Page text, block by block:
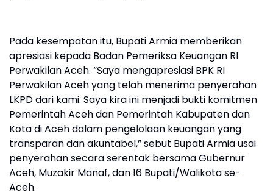
Pada kesempatan itu, Bupati Armia memberikan
apresiasi kepada Badan Pemeriksa Keuangan RI
Perwakilan Aceh. “Saya mengapresiasi BPK RI
Perwakilan Aceh yang telah menerima penyerahan
LKPD dari kami. Saya kira ini menjadi bukti komitmen
Pemerintah Aceh dan Pemerintah Kabupaten dan
Kota di Aceh dalam pengelolaan keuangan yang
transparan dan akuntabel,” sebut Bupati Armia usai
penyerahan secara serentak bersama Gubernur
Aceh, Muzakir Manaf, dan 16 Bupati/Walikota se-
Aceh.